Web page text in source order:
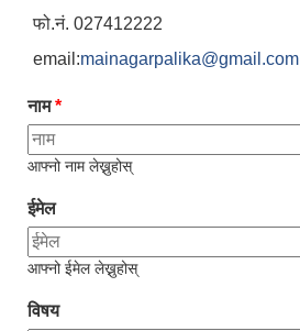
फो.नं. 027412222
email:mainagarpalika@gmail.com
नाम*
आफ्नो नाम लेख्नुहोस्
ईमेल
आफ्नो ईमेल लेख्नुहोस्
विषय